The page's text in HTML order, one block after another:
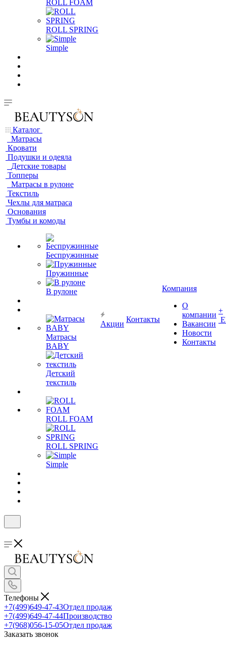
ROLL FOAM
ROLL SPRING
Simple
Каталог
Матрасы
Кровати
Подушки и одеяла
Детские товары
Топперы
Матрасы в рулоне
Текстиль
Чехлы для матраса
Основания
Тумбы и комоды
Беспружинные
Пружинные
В рулоне
Матрасы
BABY
Детский
текстиль
ROLL FOAM
ROLL SPRING
Simple
Акции
Контакты
Компания
О
компании
Вакансии
Новости
Контакты
+
Телефоны
+7(499)649-47-43Отдел продаж
+7(499)649-47-44Производство
+7(968)056-15-05Отдел продаж
Заказать звонок